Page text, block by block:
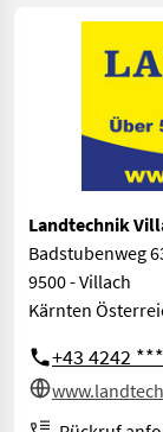
Landtechnik
Badstubenweg
9500 - Villach
Kärnten
+43 4242